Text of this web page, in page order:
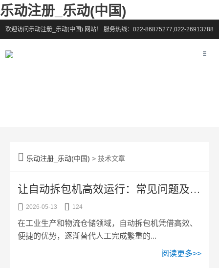
乐动注册_乐动(中国)
欢迎访问乐动注册_乐动(中国) 网站！ 服务热线：022-86875277,022-26913788
 乐动注册_乐动(中国) > 技术文章
让自动拆包机高效运行：常见问题及应对策略
 2026-05-13  124
在工业生产和物流仓储领域，自动拆包机凭借高效、
便捷的优势，逐渐替代人工完成繁重的...
阅读更多>>